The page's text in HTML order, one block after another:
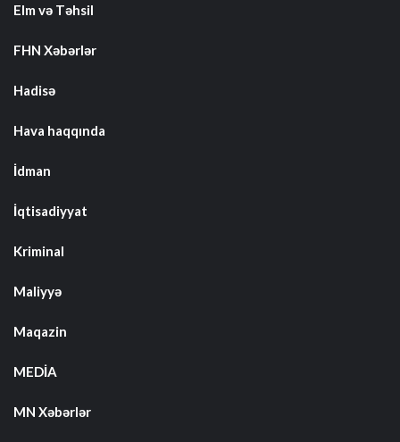
Elm və Təhsil
FHN Xəbərlər
Hadisə
Hava haqqında
İdman
İqtisadiyyat
Kriminal
Maliyyə
Maqazin
MEDİA
MN Xəbərlər